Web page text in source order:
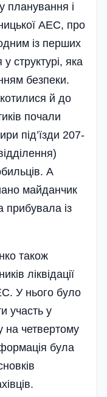
планування і
АЕС, про
із перших
структурі, яка
безпеки.
й до
почали
під’їзди 207-
А
майданчик
прибувала із
також
ліквідації
У нього було
участь у
на четвертому
була